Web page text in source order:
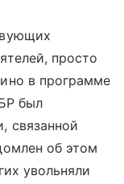
просто
в программе
был
связанной
об этом
увольняли